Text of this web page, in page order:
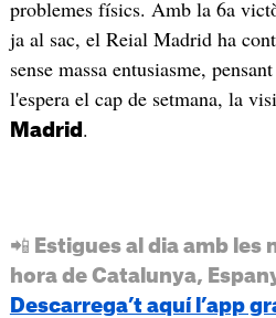
problemes físics. Amb la 6a
ja al sac, el Reial Madrid ha
sense massa entusiasme,
l'espera el cap de setmana, la
Madrid .
📲 Estigues al dia amb les
hora de Catalunya,
Descarrega’t aquí l’app